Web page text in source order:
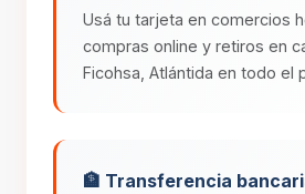
Usá tu tarjeta en comercios
compras online y retiros en
Ficohsa, Atlántida en todo el
🏦 Transferencia